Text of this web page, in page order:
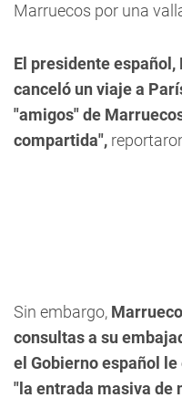
Marruecos por una
El presidente español,
canceló un viaje a
"amigos" de
compartida",
Sin embargo,
consultas a su
el Gobierno español
"la entrada masiva de